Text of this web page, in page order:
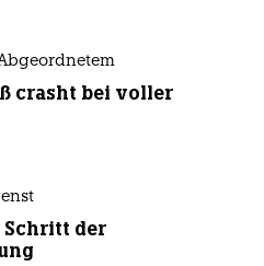
crasht bei voller
der